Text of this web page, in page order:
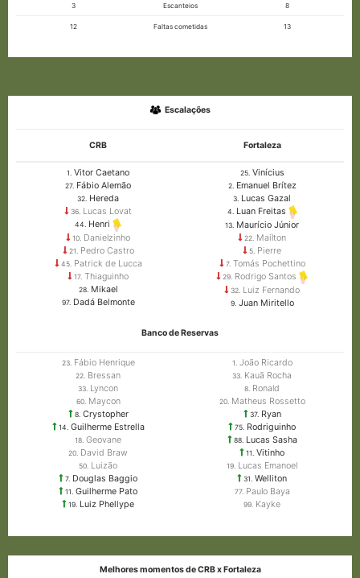
3 Escanteios 8
12 Faltas cometidas 13
Escalações
CRB Fortaleza
1. Vitor Caetano
27. Fábio Alemão
32. Hereda
36. Lucas Lovat
44. Henri
10. Danielzinho
21. Pedro Castro
45.Patrick de Lucca
17. Thiaguinho
28.Mikael
97.Dadá Belmonte
25.Vinícius
2.Emanuel Brítez
3. Lucas Gazal
4.Luan Freitas
13. Maurício Júnior
22. Maílton
5. Pierre
7.Tomás Pochettino
29. Rodrigo Santos
32. Luiz Fernando
9.Juan Miritello
Banco de Reservas
23.Fábio Henrique
22. Bressan
33. Lyncon
60.Maycon
8.Crystopher
14. Guilherme Estrella
18. Geovane
20. David Braw
50. Luizão
7. Douglas Baggio
11. Guilherme Pato
19. Luiz Phellype
1. João Ricardo
33. Kauã Rocha
8. Ronald
20.Matheus Rossetto
37.Ryan
75. Rodriguinho
88.Lucas Sasha
11. Vitinho
19. Lucas Emanoel
31. Welliton
77.Paulo Baya
99. Kayke
Melhores momentos de CRB x Fortaleza